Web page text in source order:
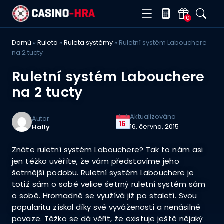
0
Domů » Ruleta » Ruleta systémy » Ruletní systém Labouchere
na 2 tucty
Ruletní systém Labouchere
na 2 tucty
Autor
Hally
16
Aktualizováno
16. června, 2015
Znáte ruletní systém Labouchere? Tak to nám asi
jen těžko uvěříte, že vám představíme jeho
šetrnější podobu. Ruletní systém Labouchere je
totiž sám o sobě velice šetrný ruletní systém sám
o sobě. Hromadně se využívá již po staletí. Svou
popularitu získal díky své vyváženosti a nenásilné
povaze. Těžko se dá věřit, že existuje ještě nějaký